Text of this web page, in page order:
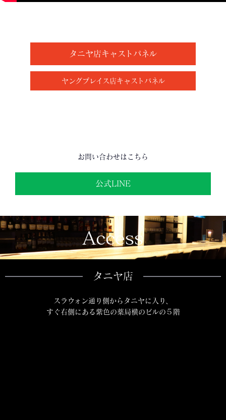
タニヤ店キャストパネル
ヤングプレイス店キャストパネル
お問い合わせはこちら
公式LINE
Access
タニヤ店
スラウォン通り側からタニヤに入り、
すぐ右側にある紫色の薬局横のビルの５階